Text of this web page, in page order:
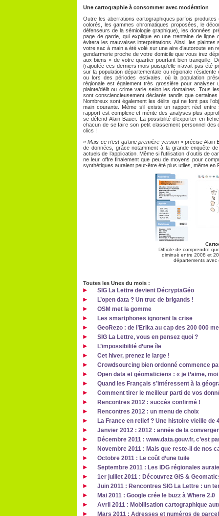
Une cartographie à consommer avec modération
Outre les aberrations cartographiques parfois
colorés, les gammes chromatiques proposées, le
défenseurs de la sémiologie graphique), les données
page de garde, qui explique en une trentaine de
évitera les mauvaises interprétations. Ainsi, les
votre sac à main a été volé sur une aire d’autoroute en
gendarmerie proche de votre domicile que vous irez
aux biens » de votre quartier pourtant bien tranquille.
(rajoutée ces derniers mois puisqu’elle n’avait pas été
sur la population départementale ou régionale
ou lors des périodes estivales, où la population
régionale est également très grossière pour analyser
plainte/délit ou crime varie selon les domaines. Tous
sont consciencieusement déclarés tandis que
Nombreux sont également les délits qui ne font pas
main courante. Même s’il existe un rapport réel
rapport est complexe et mérite des analyses plus
se défend Alain Bauer. La possibilité d’exporter en
chacun de se faire son petit classement personnel
clics !
« Mais ce n’est qu’une première version »précise Alain
de données, grâce notamment à la grande enquête
actuels de l’application. Même si l’utilisation d’outils de
ne leur offre finalement que peu de moyens pour
synthétiques auraient peut-être été plus utiles, même en
Difficile de comprendre
diminué entre 2008 et
départements avec
Toutes les Unes du mois :
SIG La Lettre devient DécryptaGéo
L’open data ? Un truc de brigands !
OSM met la gomme
Les smartphones ignorent la crise
GeoRezo : de l’Erika au cap des 200 000
SIG La Lettre, vous en pensez quoi ?
L’impossibilité d’une île
Cet hiver, prenez le large !
Crowdsourcing bien ordonné commence
Open data et géomaticiens : « je t’aime,
Quand les Français s’intéressent à la
Comment tirer le meilleur parti de vos
Rencontres 2012 : succès confirmé !
Rencontres 2012 : un menu de choix
La France en relief ? Une histoire vieille de
Janvier 2012 : 2012 : année de la
Décembre 2011 : www.data.gouv.fr, c’est
Novembre 2011 : Mais que reste-il de nos
Octobre 2011 : Le coût d’une tuile
Septembre 2011 : Les IDG régionales
1er juillet 2011 : Découvrez GIS &
Juin 2011 : Rencontres SIG La Lettre : un
Mai 2011 : Google crée le buzz à Where 2.0
Avril 2011 : Mobilisation cartographique
Mars 2011 : Adresses et numéros de